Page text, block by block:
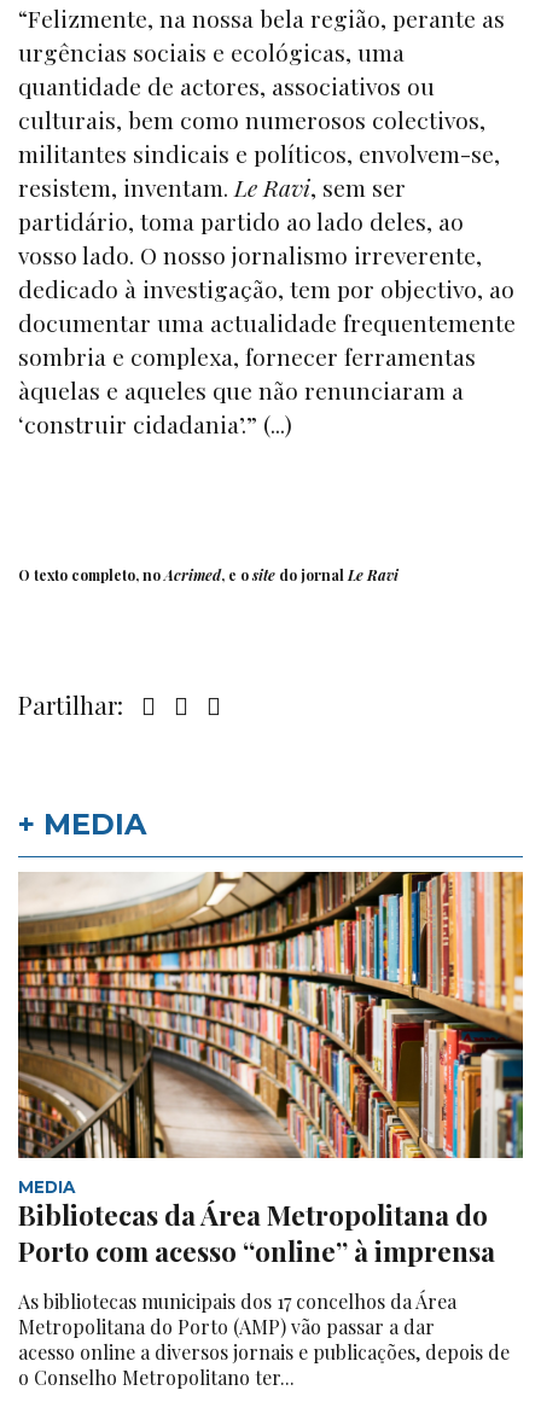
“Felizmente, na nossa bela região, perante as
urgências sociais e ecológicas, uma
quantidade de actores, associativos ou
culturais, bem como numerosos colectivos,
militantes sindicais e políticos, envolvem-se,
resistem, inventam. Le Ravi, sem ser
partidário, toma partido ao lado deles, ao
vosso lado. O nosso jornalismo irreverente,
dedicado à investigação, tem por objectivo, ao
documentar uma actualidade frequentemente
sombria e complexa, fornecer ferramentas
àquelas e aqueles que não renunciaram a
‘construir cidadania’.” (...)
O texto completo, noAcrimed, e osite do jornalLe Ravi
Partilhar:
+ MEDIA
MEDIA
Bibliotecas da Área Metropolitana do
Porto com acesso “online” à imprensa
As bibliotecas municipais dos 17 concelhos da Área
Metropolitana do Porto (AMP) vão passar a dar
acesso online a diversos jornais e publicações, depois de
o Conselho Metropolitano ter...